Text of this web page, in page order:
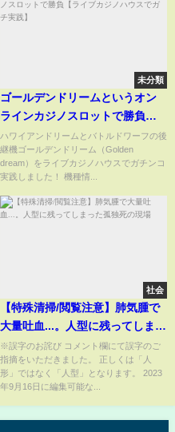
未分類
ゴールデンドリームというオン
ラインカジノスロットで勝負
【ライブカジノハウスでガチ実
践】
ハワイアンドリームとバトルドワーフの後
継機ゴールデンドリーム（Golden
dream）をライブカジノハウスでガチンコ
実践しました！ 機種情...
社会
【特殊清掃/閲覧注意】肺気腫で
大量吐血...。人型に残ってしまっ
た孤独死の現場
※誤字のお詫び コメント欄にて誤字のご
指摘をいただきました。 正しくは「人
形」ではなく「人型」となります。 2023
年9月16日に編集可能な...